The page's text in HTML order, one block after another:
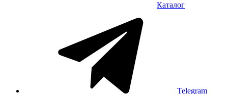
Каталог
Telegram